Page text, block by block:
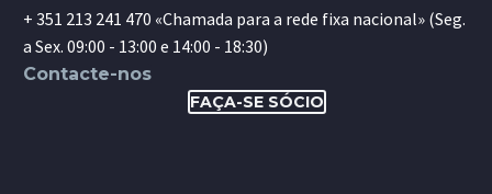
+ 351 213 241 470 «Chamada para a rede fixa nacional» (Seg.
a Sex. 09:00 - 13:00 e 14:00 - 18:30)
Contacte-nos
FAÇA-SE SÓCIO